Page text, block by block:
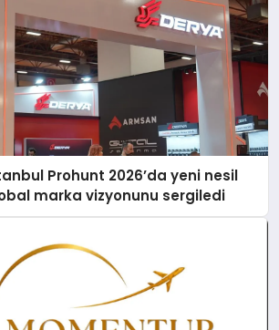
Prohunt 2026’da yeni nesil
marka vizyonunu sergiledi